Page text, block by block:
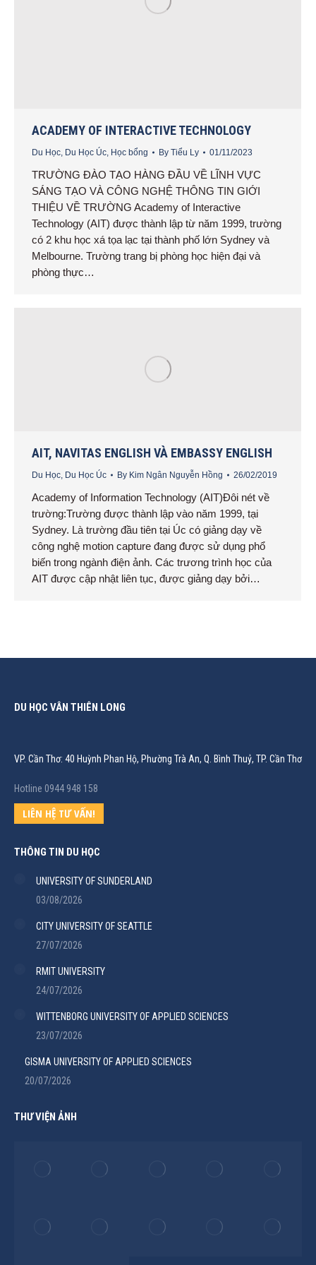
ACADEMY OF INTERACTIVE TECHNOLOGY
Du Học Du Học Úc Học bổng By Tiểu Ly 01/11/2023
TRƯỜNG ĐÀO TẠO HÀNG ĐẦU VỀ LĨNH VỰC
SÁNG TẠO VÀ CÔNG NGHỆ THÔNG TIN GIỚI
THIỆU VỀ TRƯỜNG Academy of Interactive
Technology (AIT) được thành lập từ năm 1999, trường
có 2 khu học xá tọa lạc tại thành phố lớn Sydney và
Melbourne. Trường trang bị phòng học hiện đại và
phòng thực…
AIT, NAVITAS ENGLISH VÀ EMBASSY ENGLISH
Du Học, Du Học Úc By Kim Ngân Nguyễn Hồng 26/02/2019
Academy of Information Technology (AIT)Đôi nét về
trường:Trường được thành lập vào năm 1999, tại
Sydney. Là trường đầu tiên tại Úc có giảng dạy về
công nghệ motion capture đang được sử dụng phổ
biến trong ngành điện ảnh. Các trương trình học của
AIT được cập nhật liên tục, được giảng dạy bởi…
DU HỌC VÂN THIÊN LONG
VP. Cần Thơ: 40 Huỳnh Phan Hộ, Phường Trà An, Q. Bình Thuỷ, TP. Cần Thơ
Hotline 0944 948 158
LIÊN HỆ TƯ VẤN!
THÔNG TIN DU HỌC
UNIVERSITY OF SUNDERLAND
03/08/2026
CITY UNIVERSITY OF SEATTLE
27/07/2026
RMIT UNIVERSITY
24/07/2026
WITTENBORG UNIVERSITY OF APPLIED SCIENCES
23/07/2026
GISMA UNIVERSITY OF APPLIED SCIENCES
20/07/2026
THƯ VIỆN ẢNH